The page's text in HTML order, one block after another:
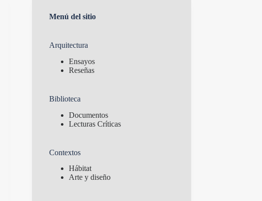
Menú del sitio
Arquitectura
Ensayos
Reseñas
Biblioteca
Documentos
Lecturas Críticas
Contextos
Hábitat
Arte y diseño